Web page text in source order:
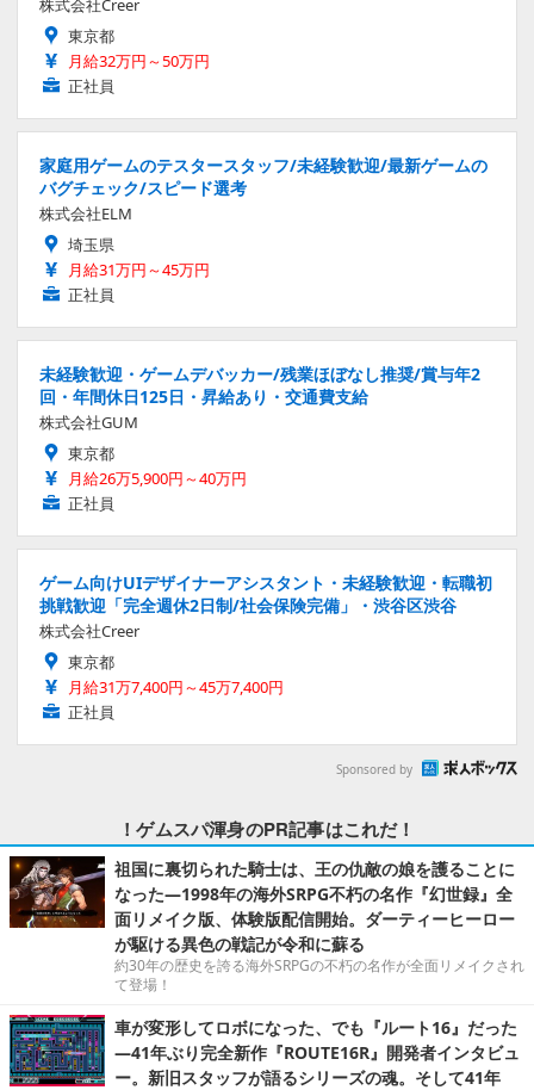
株式会社Creer
東京都
月給32万円～50万円
正社員
家庭用ゲームのテスタースタッフ/未経験歓迎/最新ゲームの
バグチェック/スピード選考
株式会社ELM
埼玉県
月給31万円～45万円
正社員
未経験歓迎・ゲームデバッカー/残業ほぼなし推奨/賞与年2
回・年間休日125日・昇給あり・交通費支給
株式会社GUM
東京都
月給26万5,900円～40万円
正社員
ゲーム向けUIデザイナーアシスタント・未経験歓迎・転職初
挑戦歓迎「完全週休2日制/社会保険完備」・渋谷区渋谷
株式会社Creer
東京都
月給31万7,400円～45万7,400円
正社員
Sponsored by
！ゲムスパ渾身のPR記事はこれだ！
祖国に裏切られた騎士は、王の仇敵の娘を護ることに
なった―1998年の海外SRPG不朽の名作『幻世録』全
面リメイク版、体験版配信開始。ダーティーヒーロー
が駆ける異色の戦記が令和に蘇る
約30年の歴史を誇る海外SRPGの不朽の名作が全面リメイクされ
て登場！
車が変形してロボになった、でも『ルート16』だった
―41年ぶり完全新作『ROUTE16R』開発者インタビュ
ー。新旧スタッフが語るシリーズの魂。そして41年